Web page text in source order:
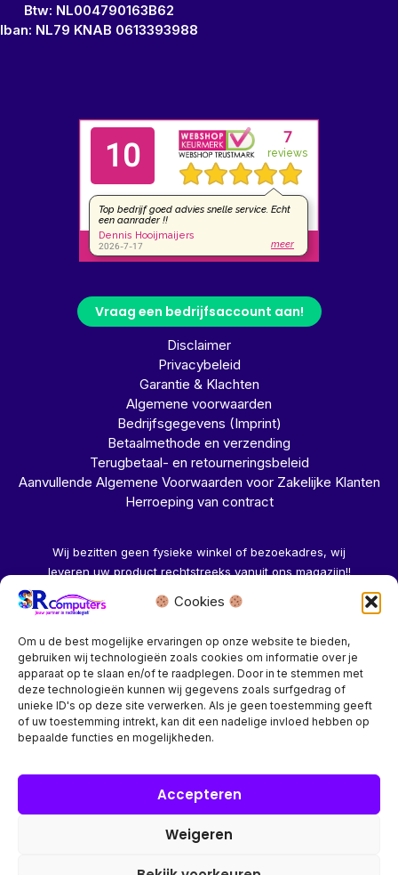
Cookies
Om u de best mogelijke ervaringen op onze website te bieden,
gebruiken wij technologieën zoals cookies om informatie over je
apparaat op te slaan en/of te raadplegen. Door in te stemmen met
deze technologieën kunnen wij gegevens zoals surfgedrag of
unieke ID's op deze site verwerken. Als je geen toestemming geeft
of uw toestemming intrekt, kan dit een nadelige invloed hebben op
bepaalde functies en mogelijkheden.
Accepteren
Weigeren
Btw: NL004790163B62
Iban: NL79 KNAB 0613393988
Vraag een bedrijfsaccount aan!
Disclaimer
Privacybeleid
Garantie & Klachten
Algemene voorwaarden
Bedrijfsgegevens (Imprint)
Betaalmethode en verzending
Terugbetaal- en retourneringsbeleid
Aanvullende Algemene Voorwaarden voor Zakelijke Klanten
Herroeping van contract
Wij bezitten geen fysieke winkel of bezoekadres, wij
leveren uw product rechtstreeks vanuit ons magazijn!!
Herroeping aanvragen →
Bedrijf? vraag een account aan voor speciale prijzen!
groothandel account, dan worden automatisch alle prijzen